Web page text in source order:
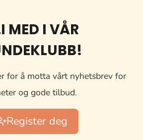
MED I VÅR
for å motta vårt nyhetsbrev for
og gode tilbud.
Register deg